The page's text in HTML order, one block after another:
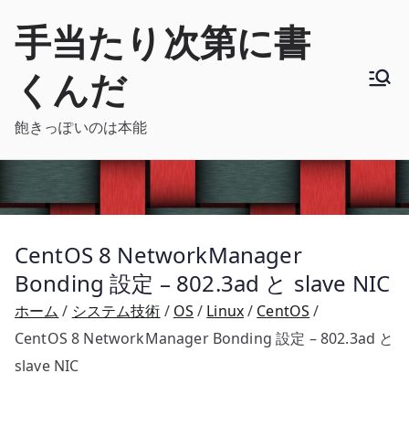
手当たり次第に書
くんだ
飽きっぽいのは本能
CentOS 8 NetworkManager
Bonding 設定 – 802.3ad と slave NIC
ホーム システム技術 OS Linux
CentOS
CentOS 8 NetworkManager Bonding 設定 – 802.3ad と
slave NIC